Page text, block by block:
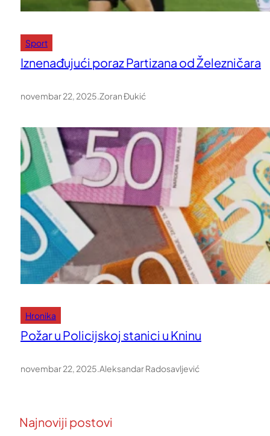
Sport
Iznenađujući poraz Partizana od Železničara
novembar 22, 2025.Zoran Đukić
Hronika
Požar u Policijskoj stanici u Kninu
novembar 22, 2025.Aleksandar Radosavljević
Najnoviji postovi